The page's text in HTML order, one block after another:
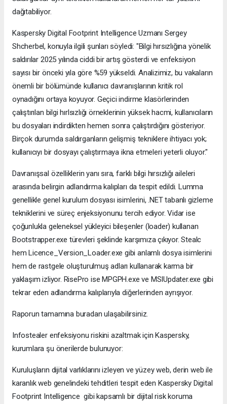
dağıtabiliyor.
Kaspersky Digital Footprint Intelligence Uzmanı Sergey
Shcherbel, konuyla ilgili şunları söyledi: "Bilgi hırsızlığına yönelik
saldırılar 2025 yılında ciddi bir artış gösterdi ve enfeksiyon
sayısı bir önceki yıla göre %59 yükseldi. Analizimiz, bu vakaların
önemli bir bölümünde kullanıcı davranışlarının kritik rol
oynadığını ortaya koyuyor. Geçici indirme klasörlerinden
çalıştırılan bilgi hırlsızlığı örneklerinin yüksek hacmi, kullanıcıların
bu dosyaları indirdikten hemen sonra çalıştırdığını gösteriyor.
Birçok durumda saldırganların gelişmiş tekniklere ihtiyacı yok;
kullanıcıyı bir dosyayı çalıştırmaya ikna etmeleri yeterli oluyor."
Davranışsal özelliklerin yanı sıra, farklı bilgi hırsızlığı aileleri
arasında belirgin adlandırma kalıpları da tespit edildi. Lumma
genellikle genel kurulum dosyası isimlerini, .NET tabanlı gizleme
tekniklerini ve süreç enjeksiyonunu tercih ediyor. Vidar ise
çoğunlukla geleneksel yükleyici bileşenler (loader) kullanan
Bootstrapper.exe türevleri şeklinde karşımıza çıkıyor. Stealc
hem Licence_Version_Loader.exe gibi anlamlı dosya isimlerini
hem de rastgele oluşturulmuş adları kullanarak karma bir
yaklaşım izliyor. RisePro ise MPGPH.exe ve MSIUpdater.exe gibi
tekrar eden adlandırma kalıplarıyla diğerlerinden ayrışıyor.
Raporun tamamına buradan ulaşabilirsiniz.
Infostealer enfeksiyonu riskini azaltmak için Kaspersky,
kurumlara şu önerilerde bulunuyor:
Kuruluşların dijital varlıklarını izleyen ve yüzey web, derin web ile
karanlık web genelindeki tehditleri tespit eden Kaspersky Digital
Footprint Intelligence gibi kapsamlı bir dijital risk koruma